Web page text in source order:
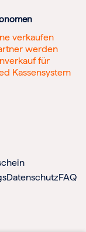
verkaufen
werden
für
Kassensystem
DatenschutzFAQ